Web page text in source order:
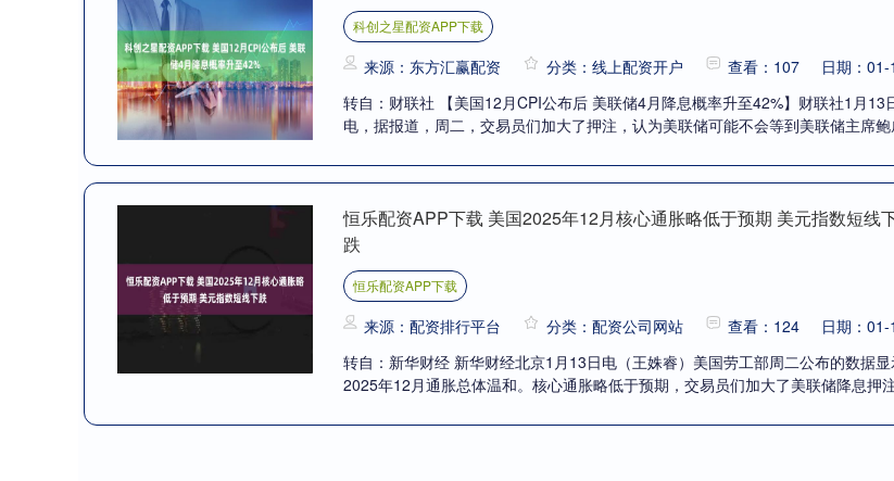
科创之星配资APP下载
来源：东方汇赢配资 分类：线上配资开户 查看：107
日期：01-
转自：财联社 【美国12月CPI公布后 美联储4月降息概率升至42%】财联社1月13
电，据报道，周二，交易员们加大了押注，认为美联储可能不会等到美联储主席
恒乐配资APP下载 美国2025年12月核心通胀略低于预期 美元指数短线
跌
恒乐配资APP下载
来源：配资排行平台 分类：配资公司网站 查看：124
日期：01-
转自：新华财经 新华财经北京1月13日电（王姝睿）美国劳工部周二公布的数据显
2025年12月通胀总体温和。核心通胀略低于预期，交易员们加大了美联储降息押